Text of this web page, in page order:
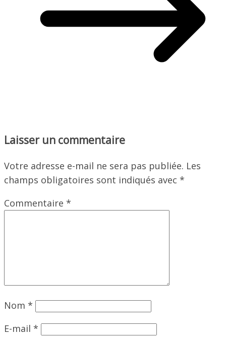
Laisser un commentaire
Votre adresse e-mail ne sera pas publiée. Les
champs obligatoires sont indiqués avec *
Commentaire *
Nom *
E-mail *